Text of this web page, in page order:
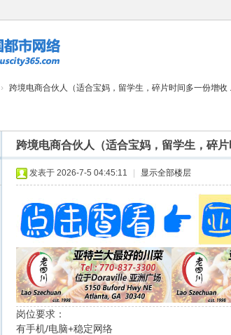
› 跨境电商合伙人（适合宝妈，留学生，碎片时间多一份增收
跨境电商合伙人（适合宝妈，留学生，碎片
发表于 2026-7-5 04:45:11 显示全部楼层
岗位要求：
有手机/电脑+稳定网络